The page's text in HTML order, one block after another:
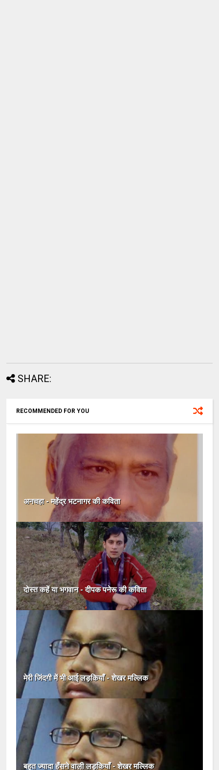
SHARE:
RECOMMENDED FOR YOU
अनचहा - महेंद्र भटनागर की कविता
दोस्त कहें या भगवान - दीपक पनेरू की कविता
मेरी जिंदगी में भी आई लड़कियाँ - शेखर मल्लिक
बहुत ज्यादा हँसने वाली लड़कियाँ - शेखर मल्लिक